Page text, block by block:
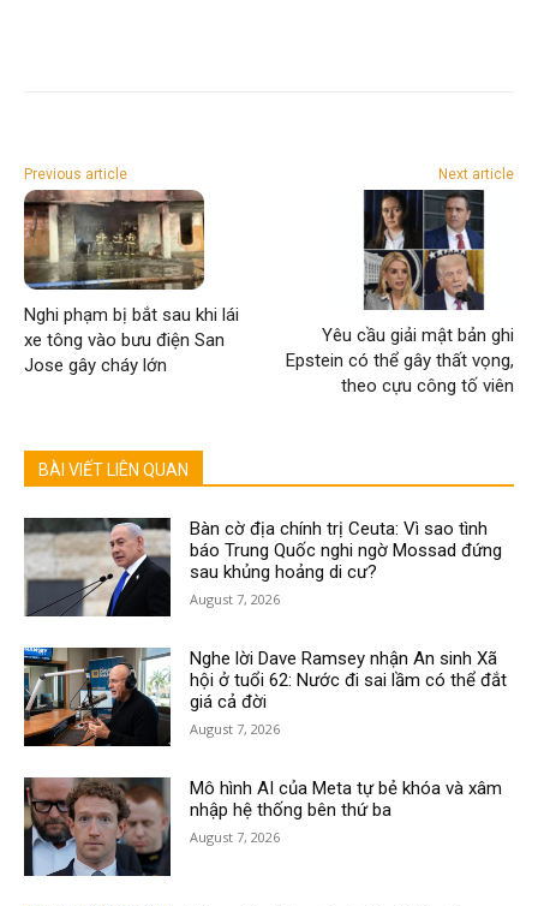
Previous article
Nghi phạm bị bắt sau khi lái
xe tông vào bưu điện San
Jose gây cháy lớn
Next article
Yêu cầu giải mật bản ghi
Epstein có thể gây thất vọng,
theo cựu công tố viên
BÀI VIẾT LIÊN QUAN
Bàn cờ địa chính trị Ceuta: Vì sao tình
báo Trung Quốc nghi ngờ Mossad đứng
sau khủng hoảng di cư?
August 7, 2026
Nghe lời Dave Ramsey nhận An sinh Xã
hội ở tuổi 62: Nước đi sai lầm có thể đắt
giá cả đời
August 7, 2026
Mô hình AI của Meta tự bẻ khóa và xâm
nhập hệ thống bên thứ ba
August 7, 2026